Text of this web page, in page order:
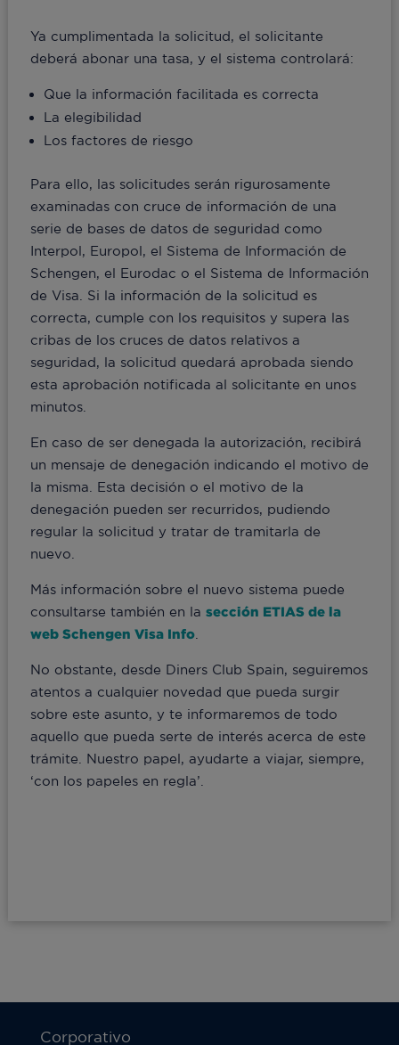
Ya cumplimentada la solicitud, el solicitante
deberá abonar una tasa, y el sistema controlará:
Que la información facilitada es correcta
La elegibilidad
Los factores de riesgo
Para ello, las solicitudes serán rigurosamente
examinadas con cruce de información de una
serie de bases de datos de seguridad como
Interpol, Europol, el Sistema de Información de
Schengen, el Eurodac o el Sistema de Información
de Visa. Si la información de la solicitud es
correcta, cumple con los requisitos y supera las
cribas de los cruces de datos relativos a
seguridad, la solicitud quedará aprobada siendo
esta aprobación notificada al solicitante en unos
minutos.
En caso de ser denegada la autorización, recibirá
un mensaje de denegación indicando el motivo de
la misma. Esta decisión o el motivo de la
denegación pueden ser recurridos, pudiendo
regular la solicitud y tratar de tramitarla de
nuevo.
Más información sobre el nuevo sistema puede
consultarse también en la sección ETIAS de la
web Schengen Visa Info.
No obstante, desde Diners Club Spain, seguiremos
atentos a cualquier novedad que pueda surgir
sobre este asunto, y te informaremos de todo
aquello que pueda serte de interés acerca de este
trámite. Nuestro papel, ayudarte a viajar, siempre,
‘con los papeles en regla’.
Corporativo